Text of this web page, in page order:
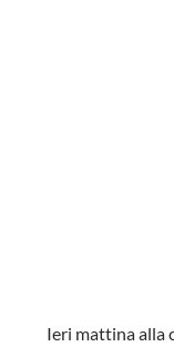
Ieri mattina alla